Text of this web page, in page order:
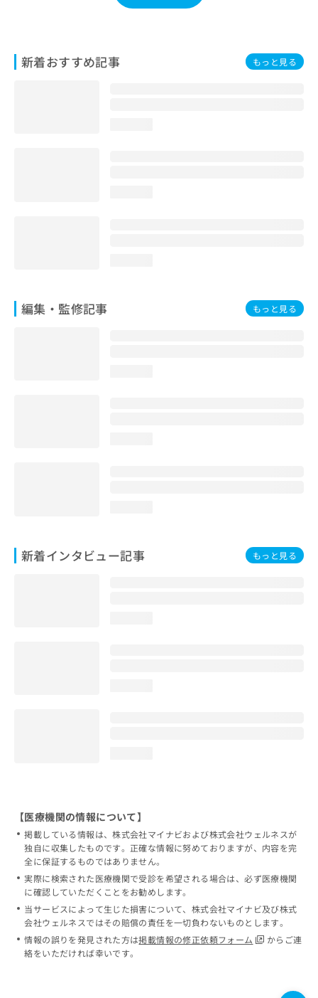
新着おすすめ記事 もっと見る
編集・監修記事 もっと見る
新着インタビュー記事 もっと見る
わ
【医療機関の情報について】
掲載している情報は、株式会社マイナビおよび株式会社ウェルネスが
独自に収集したものです。正確な情報に努めておりますが、内容を完
全に保証するものではありません。
実際に検索された医療機関で受診を希望される場合は、必ず医療機関
に確認していただくことをお勧めします。
当サービスによって生じた損害について、株式会社マイナビ及び株式
会社ウェルネスではその賠償の責任を一切負わないものとします。
情報の誤りを発見された方は掲載情報の修正依頼フォーム
からご連
絡をいただければ幸いです。